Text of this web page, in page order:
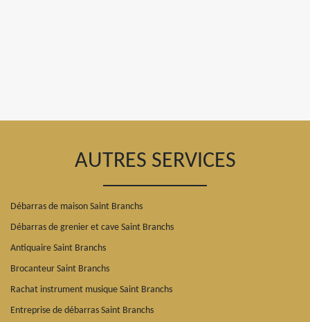
AUTRES SERVICES
Débarras de maison Saint Branchs
Débarras de grenier et cave Saint Branchs
Antiquaire Saint Branchs
Brocanteur Saint Branchs
Rachat instrument musique Saint Branchs
Entreprise de débarras Saint Branchs